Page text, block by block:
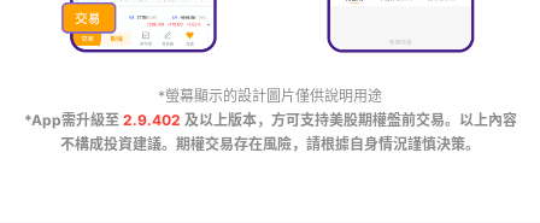
*螢幕顯示的設計圖片僅供說明用途
*App需升級至 2.9.402 及以上版本，方可支持美股期權盤前交易。以上內容
不構成投資建議。期權交易存在風險，請根據自身情況謹慎決策。